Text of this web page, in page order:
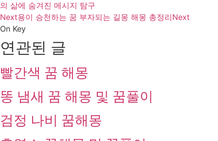
의 삶에 숨겨진 메시지 탐구
Next용이 승천하는 꿈 부자되는 길몽 해몽 총정리Next
On Key
연관된 글
빨간색 꿈 해몽
똥 냄새 꿈 해몽 및 꿈풀이
검정 나비 꿈해몽